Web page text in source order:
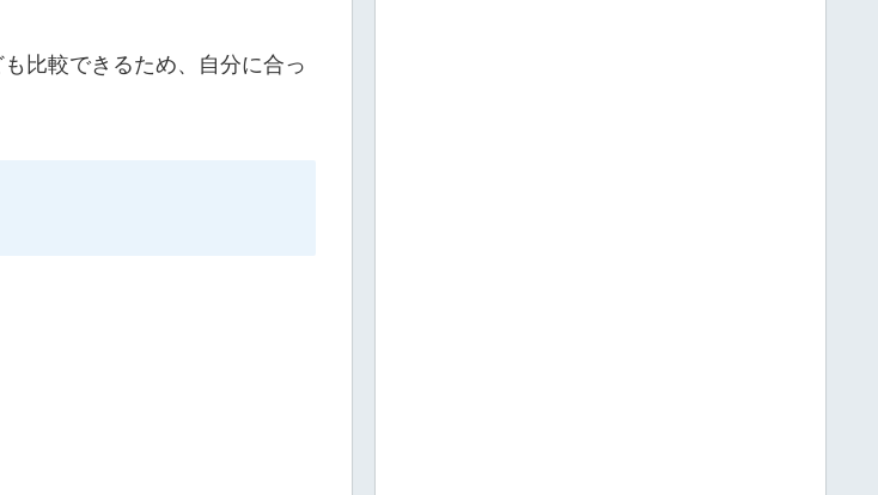
比較できるため、自分に合っ